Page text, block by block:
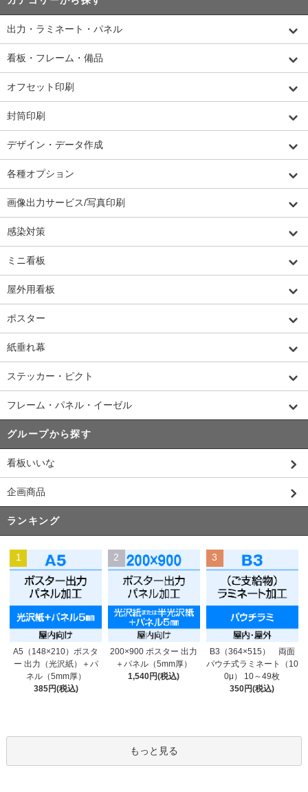
出力・ラミネート・パネル
看板・フレーム・備品
オフセット印刷
封筒印刷
デザイン・データ作成
各種オプション
画像出力サービス/写真印刷
感染対策
ミニ看板
屋外用看板
ポスター
紙垂れ幕
ステッカー・ピクト
フレーム・パネル・イーゼル
グループから探す
看板いいな
企画商品
ランキング
1
A5（148×210）ポスタ
ー 出力（光沢紙）＋パ
ネル（5mm厚）
385円(税込)
2
200×900 ポスター 出力
＋パネル（5mm厚）
1,540円(税込)
3
B3（364×515） 両面
パウチ式ラミネート（10
0μ） 10～49枚
350円(税込)
もっと見る